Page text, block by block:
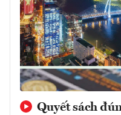
Quyết sách